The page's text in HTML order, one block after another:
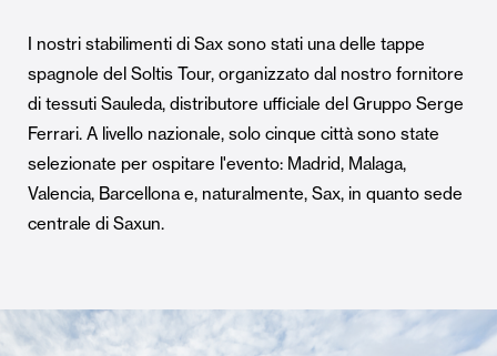
I nostri stabilimenti di Sax sono stati una delle tappe
spagnole del Soltis Tour, organizzato dal nostro fornitore
di tessuti Sauleda, distributore ufficiale del Gruppo Serge
Ferrari. A livello nazionale, solo cinque città sono state
selezionate per ospitare l'evento: Madrid, Malaga,
Valencia, Barcellona e, naturalmente, Sax, in quanto sede
centrale di Saxun.